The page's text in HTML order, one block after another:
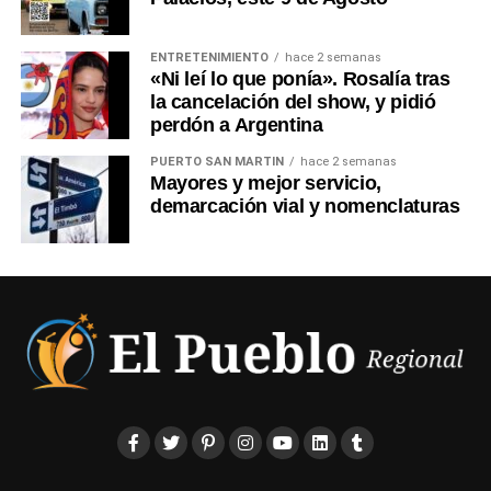
WhatsApp Casa Central San Lorenzo: 3476 361 035
Correo Institucional:
miccichehernandezpropiedades@gmail.com
0 0
ENTRETENIMIENTO hace 2 semanas
«Ni leí lo que ponía». Rosalía tras
la cancelación del show, y pidió
perdón a Argentina
PUERTO SAN MARTIN hace 2 semanas
Mayores y mejor servicio,
demarcación vial y nomenclaturas